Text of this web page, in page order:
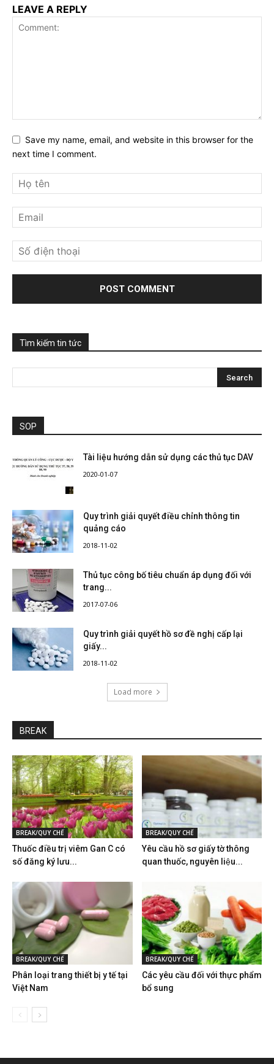
LEAVE A REPLY
Save my name, email, and website in this browser for the
next time I comment.
Tìm kiếm tin tức
SOP
Tài liệu hướng dẫn sử dụng các thủ tục DAV
2020-01-07
Quy trình giải quyết điều chỉnh thông tin
quảng cáo
2018-11-02
Thủ tục công bố tiêu chuẩn áp dụng đối với
trang...
2017-07-06
Quy trình giải quyết hồ sơ đề nghị cấp lại
giấy...
2018-11-02
Load more
BREAK
BREAK/QUY CHẾ
Thuốc điều trị viêm Gan C có
số đăng ký lưu...
BREAK/QUY CHẾ
Yêu cầu hồ sơ giấy tờ thông
quan thuốc, nguyên liệu...
BREAK/QUY CHẾ
Phân loại trang thiết bị y tế tại
Việt Nam
BREAK/QUY CHẾ
Các yêu cầu đối với thực phẩm
bổ sung